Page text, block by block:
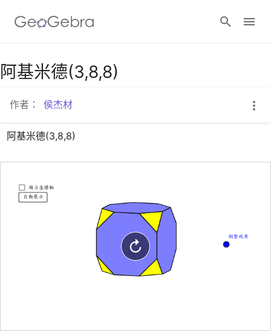
Google Classroom
GeoGebra Classroom
阿基米德(3,8,8)
作者： 侯杰材
阿基米德(3,8,8)